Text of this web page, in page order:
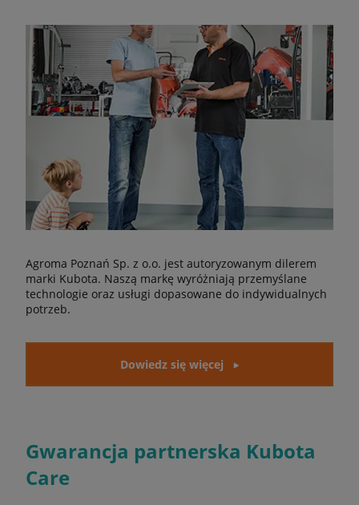
Agroma Poznań Sp. z o.o. jest autoryzowanym dilerem
marki Kubota. Naszą markę wyróżniają przemyślane
technologie oraz usługi dopasowane do indywidualnych
potrzeb.
Dowiedz się więcej
Gwarancja partnerska Kubota
Care